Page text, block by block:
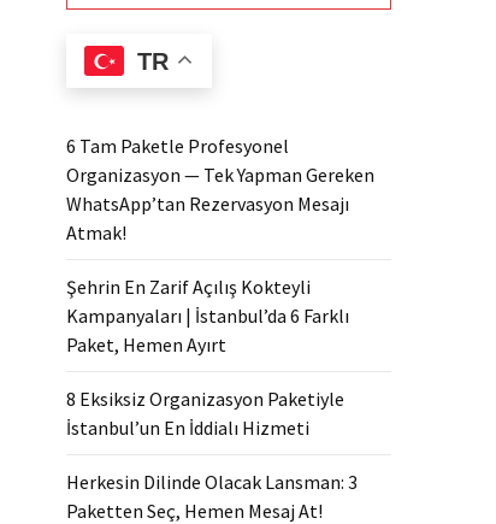
TR
6 Tam Paketle Profesyonel
Organizasyon — Tek Yapman Gereken
WhatsApp’tan Rezervasyon Mesajı
Atmak!
Şehrin En Zarif Açılış Kokteyli
Kampanyaları | İstanbul’da 6 Farklı
Paket, Hemen Ayırt
8 Eksiksiz Organizasyon Paketiyle
İstanbul’un En İddialı Hizmeti
Herkesin Dilinde Olacak Lansman: 3
Paketten Seç, Hemen Mesaj At!